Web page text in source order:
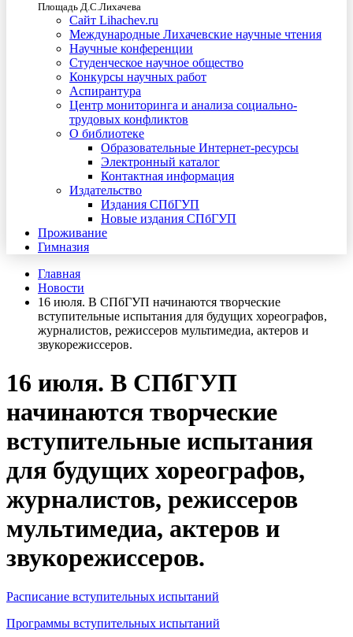
Площадь Д.С.Лихачева
Сайт Lihachev.ru
Международные Лихачевские научные чтения
Научные конференции
Студенческое научное общество
Конкурсы научных работ
Аспирантура
Центр мониторинга и анализа социально-
трудовых конфликтов
О библиотеке
Образовательные Интернет-ресурсы
Электронный каталог
Контактная информация
Издательство
Издания СПбГУП
Новые издания СПбГУП
Проживание
Гимназия
Главная
Новости
16 июля. В СПбГУП начинаются творческие
вступительные испытания для будущих хореографов,
журналистов, режиссеров мультимедиа, актеров и
звукорежиссеров.
16 июля. В СПбГУП
начинаются творческие
вступительные испытания
для будущих хореографов,
журналистов, режиссеров
мультимедиа, актеров и
звукорежиссеров.
Расписание вступительных испытаний
Программы вступительных испытаний